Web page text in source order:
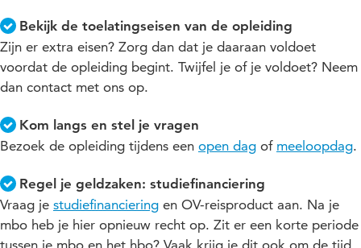
Bekijk de toelatingseisen van de opleiding
Zijn er extra eisen? Zorg dan dat je daaraan voldoet
voordat de opleiding begint. Twijfel je of je voldoet? Neem
dan contact met ons op.
Kom langs en stel je vragen
Bezoek de opleiding tijdens een open dag of meeloopdag.
Regel je geldzaken: studiefinanciering
Vraag je studiefinanciering en OV-reisproduct aan. Na je
mbo heb je hier opnieuw recht op. Zit er een korte periode
tussen je mbo en het hbo? Vaak krijg je dit ook om de tijd